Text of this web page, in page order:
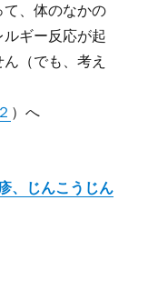
、体のなかの
ギー反応が起
（でも、考え
）へ
、じんこうじん